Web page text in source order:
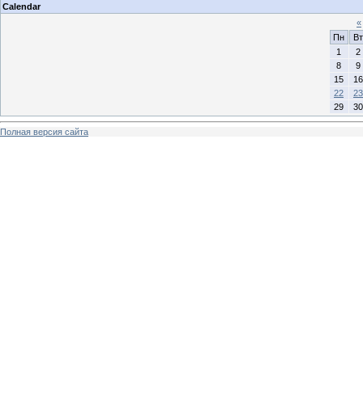
Calendar
«
Пн
Вт
1
2
8
9
15
16
22
23
29
30
Полная версия сайта